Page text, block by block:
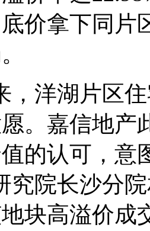
价拿下同片
洋湖片区住
。嘉信地产
的认可，意
究院长沙分
块高溢价成